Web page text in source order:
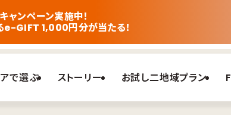
ャンペーン実施中！
GIFT 1,000円分が当たる！
で選ぶ ストーリー お試し二地域プラン